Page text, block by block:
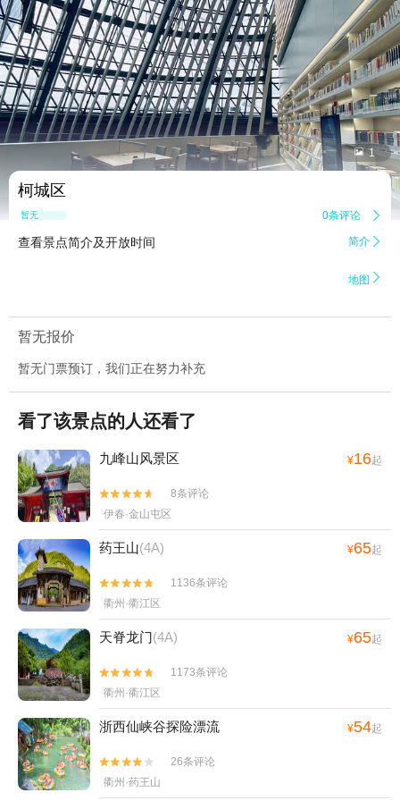
 1
柯城区
暂无点评 0条评论 
查看景点简介及开放时间 简介 
地图 
暂无报价
暂无门票预订，我们正在努力补充
看了该景点的人还看了
九峰山风景区 ¥16起


8条评论
伊春·金山屯区
药王山(4A) ¥65起


1136条评论
衢州·衢江区
天脊龙门(4A) ¥65起


1173条评论
衢州·衢江区
浙西仙峡谷探险漂流 ¥54起


26条评论
衢州·药王山
